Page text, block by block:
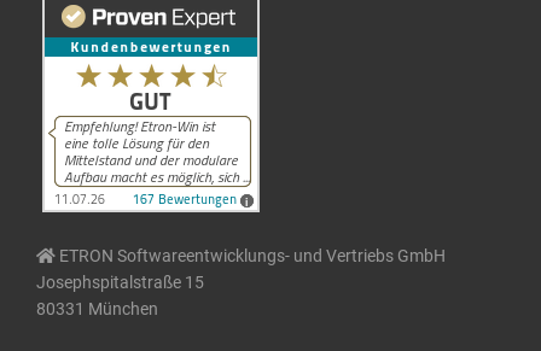
ETRON Softwareentwicklungs- und Vertriebs GmbH
Josephspitalstraße 15
80331 München